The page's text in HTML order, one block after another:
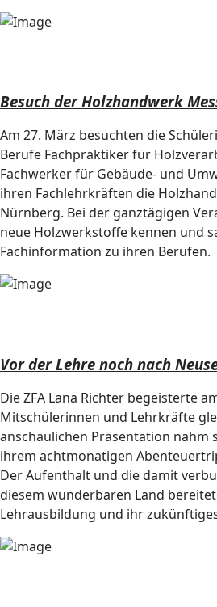
Besuch der Holzhandwerk
Am 27. März besuchten die
Berufe Fachpraktiker für
Fachwerker für Gebäude- und
ihren Fachlehrkräften die
Nürnberg. Bei der ganztägigen
neue Holzwerkstoffe kennen und
Fachinformation zu ihren Berufen.
Vor der Lehre noch nach
Die ZFA Lana Richter begeisterte
Mitschülerinnen und Lehrkräfte
anschaulichen Präsentation nahm
ihrem achtmonatigen
Der Aufenthalt und die damit
diesem wunderbaren Land
Lehrausbildung und ihr